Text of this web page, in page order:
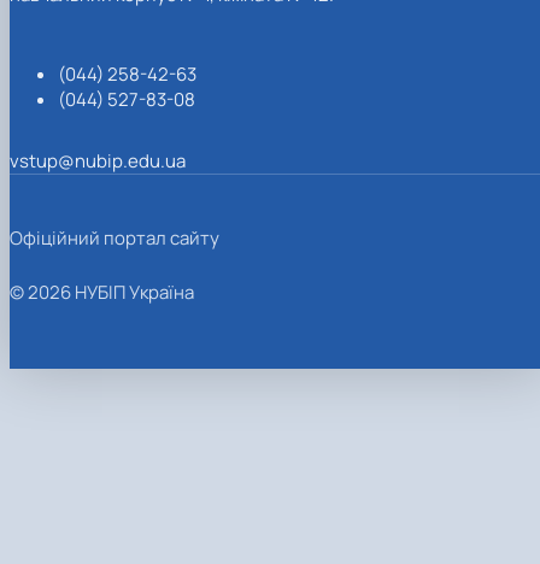
(044) 258-42-63
(044) 527-83-08
vstup@nubip.edu.ua
Офіційний портал сайту
© 2026 НУБІП Україна